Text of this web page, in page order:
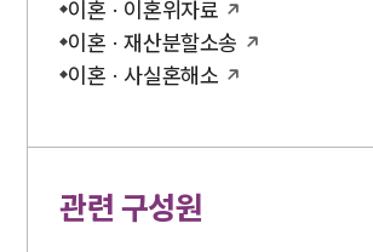
이혼 · 이혼위자료
이혼 · 재산분할소송
이혼 · 사실혼해소
관련 구성원